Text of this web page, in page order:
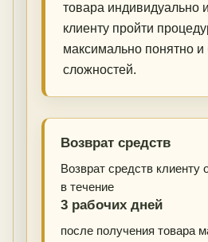
товара индивидуально
клиенту пройти
максимально понятно
сложностей.
Возврат средств
Возврат средств клиенту
в течение
3 рабочих дней
после получения товара